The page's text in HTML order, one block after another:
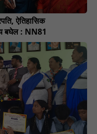
ऐतिहासिक
बघेल : NN81